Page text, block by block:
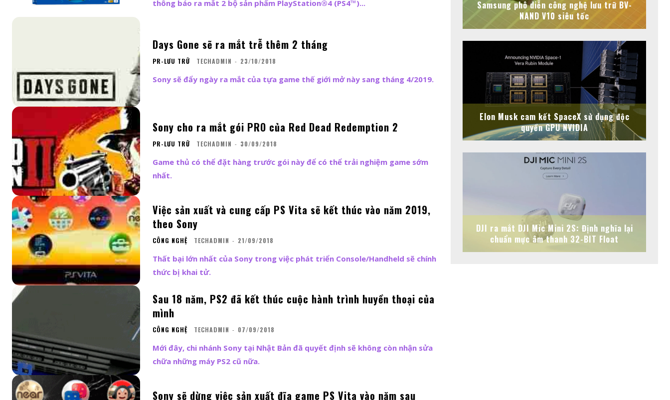
thông báo ra mắt 2 bộ sản phẩm PlayStation®4 (PS4™)...
Days Gone sẽ ra mắt trễ thêm 2 tháng
PR-LƯU TRỮ TECHADMIN - 23/10/2018
Sony sẽ đẩy ngày ra mắt của tựa game thế giới mở này sang tháng 4/2019.
Sony cho ra mắt gói PRO của Red Dead Redemption 2
PR-LƯU TRỮ TECHADMIN - 30/09/2018
Game thủ có thể đặt hàng trước gói này để có thể trải nghiệm game sớm
nhất.
Việc sản xuất và cung cấp PS Vita sẽ kết thúc vào năm 2019,
theo Sony
CÔNG NGHỆ TECHADMIN - 21/09/2018
Thất bại lớn nhất của Sony trong việc phát triển Console/Handheld sẽ chính
thức bị khai tử.
Sau 18 năm, PS2 đã kết thúc cuộc hành trình huyền thoại của
mình
CÔNG NGHỆ TECHADMIN - 07/09/2018
Mới đây, chi nhánh Sony tại Nhật Bản đã quyết định sẽ không còn nhận sửa
chữa những máy PS2 cũ nữa.
Sony sẽ dừng việc sản xuất đĩa game PS Vita vào năm sau
Samsung phô diễn công nghệ lưu trữ BV-
NAND V10 siêu tốc
Elon Musk cam kết SpaceX sử dụng độc
quyền GPU NVIDIA
DJI ra mắt DJI Mic Mini 2S: Định nghĩa lại
chuẩn mực âm thanh 32-BIT Float